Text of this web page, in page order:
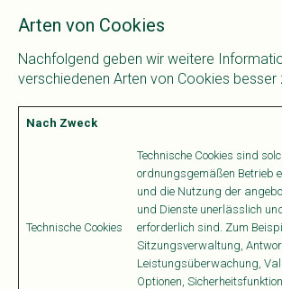
Arten von Cookies
Nachfolgend geben wir weitere
verschiedenen Arten von Cookies besser
Nach Zweck
Technische Cookies
Technische Cookies sind
ordnungsgemäßen Betrieb
und die Nutzung der
und Dienste unerlässlich
erforderlich sind. Zum
Sitzungsverwaltung,
Leistungsüberwachung,
Optionen,